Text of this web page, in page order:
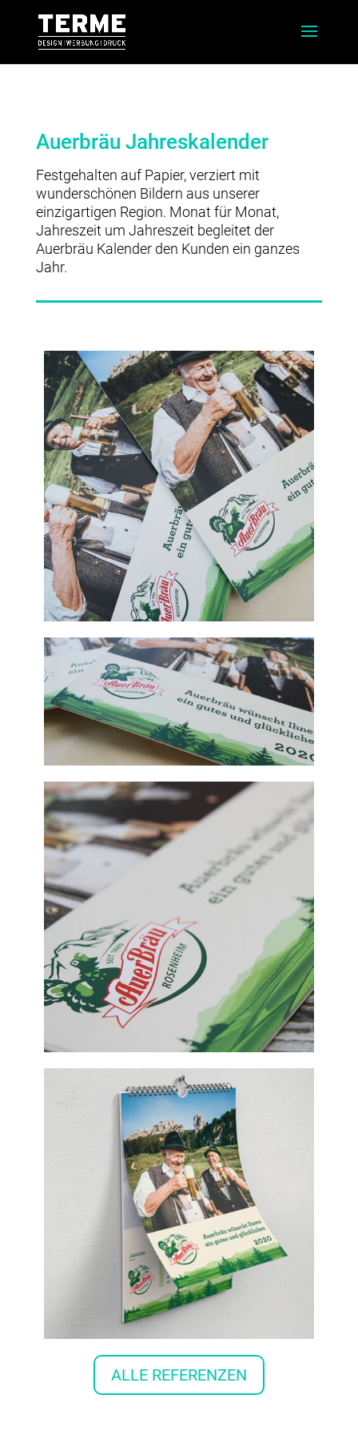
Auerbräu Jahreskalender
Festgehalten auf Papier, verziert mit
wunderschönen Bildern aus unserer
einzigartigen Region. Monat für Monat,
Jahreszeit um Jahreszeit begleitet der
Auerbräu Kalender den Kunden ein ganzes
Jahr.
ALLE REFERENZEN